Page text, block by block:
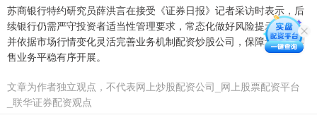
苏商银行特约研究员薛洪言在接受《证券日报》记者采访时表示，后
续银行仍需严守投资者适当性管理要求，常态化做好风险提示工作，
并依据市场行情变化灵活完善业务机制配资炒股公司，保障贵金属零
售业务平稳有序开展。
文章为作者独立观点，不代表网上炒股配资公司_网上股票配资平台
_联华证券配资观点